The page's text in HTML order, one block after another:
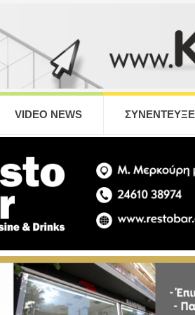
VIDEO NEWS